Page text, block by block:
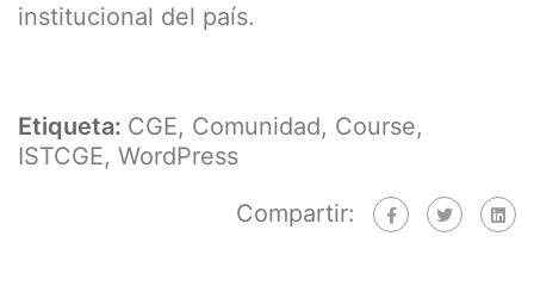
institucional del país.
Etiqueta: CGE, Comunidad, Course,
ISTCGE, WordPress
Compartir: